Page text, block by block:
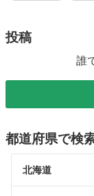
投稿
誰
都道府県で検
北海道